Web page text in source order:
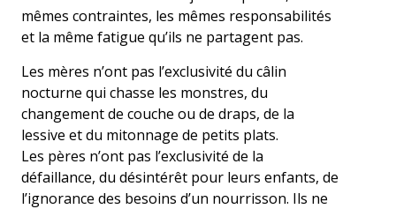
mêmes contraintes, les mêmes responsabilités
et la même fatigue qu’ils ne partagent pas.
Les mères n’ont pas l’exclusivité du câlin
nocturne qui chasse les monstres, du
changement de couche ou de draps, de la
lessive et du mitonnage de petits plats.
Les pères n’ont pas l’exclusivité de la
défaillance, du désintérêt pour leurs enfants, de
l’ignorance des besoins d’un nourrisson. Ils ne